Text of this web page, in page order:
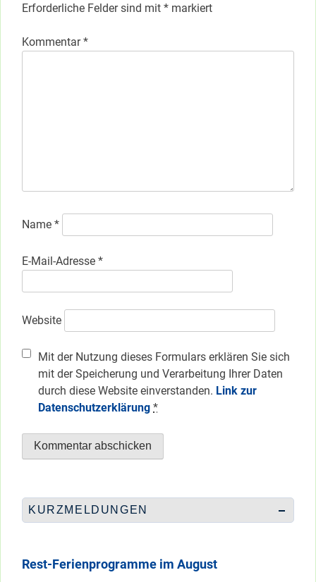
Erforderliche Felder sind mit * markiert
Kommentar*
Name *
E-Mail-Adresse *
Website
Mit der Nutzung dieses Formulars erklären Sie sich
mit der Speicherung und Verarbeitung Ihrer Daten
durch diese Website einverstanden. Link zur
Datenschutzerklärung *
KURZMELDUNGEN
Rest-Ferienprogramme im August